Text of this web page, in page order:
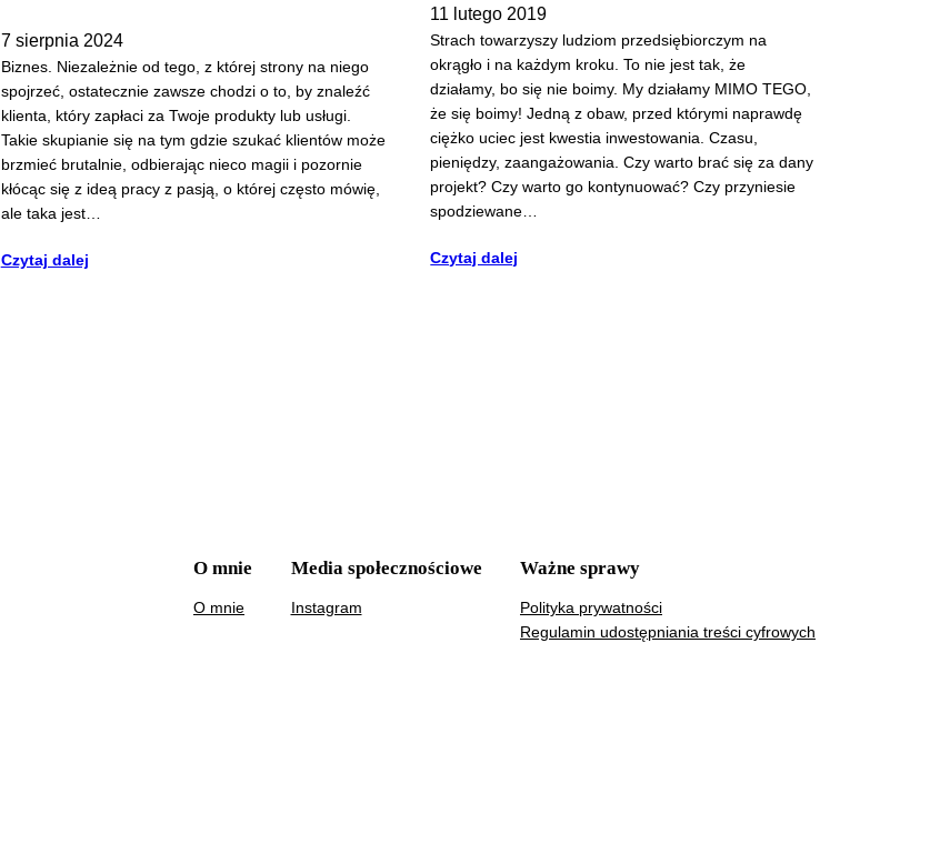
7 sierpnia 2024
Biznes. Niezależnie od tego, z której strony na niego
spojrzeć, ostatecznie zawsze chodzi o to, by znaleźć
klienta, który zapłaci za Twoje produkty lub usługi.
Takie skupianie się na tym gdzie szukać klientów może
brzmieć brutalnie, odbierając nieco magii i pozornie
kłócąc się z ideą pracy z pasją, o której często mówię,
ale taka jest…
Czytaj dalej
11 lutego 2019
Strach towarzyszy ludziom przedsiębiorczym na
okrągło i na każdym kroku. To nie jest tak, że
działamy, bo się nie boimy. My działamy MIMO TEGO,
że się boimy! Jedną z obaw, przed którymi naprawdę
ciężko uciec jest kwestia inwestowania. Czasu,
pieniędzy, zaangażowania. Czy warto brać się za dany
projekt? Czy warto go kontynuować? Czy przyniesie
spodziewane…
Czytaj dalej
O mnie
O mnie
Media społecznościowe
Instagram
Ważne sprawy
Polityka prywatności
Regulamin udostępniania treści cyfrowych